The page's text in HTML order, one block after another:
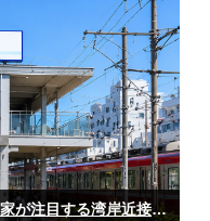
【金沢文庫駅】不動産投資の市場動向 投資家が注目する湾岸近接エリアのアパート投資ポテンシャル